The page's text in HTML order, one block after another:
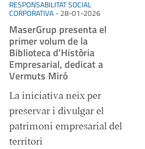
RESPONSABILITAT SOCIAL
CORPORATIVA-28-01-2026
MaserGrup presenta el
primer volum de la
Biblioteca d’Història
Empresarial, dedicat a
Vermuts Miró
La iniciativa neix per
preservar i divulgar el
patrimoni empresarial del
territori